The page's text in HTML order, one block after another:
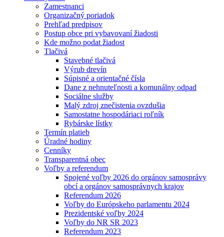
Zamestnanci
Organizačný poriadok
Prehľad predpisov
Postup obce pri vybavovaní žiadosti
Kde možno podat žiadost
Tlačivá
Stavebné tlačivá
Výrub drevín
Súpisné a orientačné čísla
Dane z nehnuteľnosti a komunálny odpad
Sociálne služby
Malý zdroj znečistenia ovzdušia
Samostatne hospodáriaci roľník
Rybárske lístky
Termín platieb
Úradné hodiny
Cenníky
Transparentná obec
Voľby a referendum
Spojené voľby 2026 do orgánov samosprávy
obcí a orgánov samosprávnych krajov
Referendum 2026
Voľby do Európskeho parlamentu 2024
Prezidentské voľby 2024
Voľby do NR SR 2023
Referendum 2023